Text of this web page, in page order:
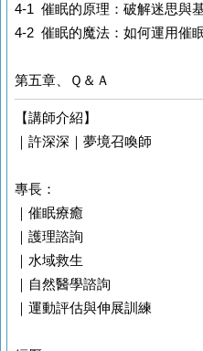
4-1 催眠的原理：破解迷思與
4-2 催眠的魔法：如何運用催
第五章、Ｑ＆Ａ
【講師介紹】
｜許深深｜夢境召喚師
專長：
｜催眠療癒
｜護理諮詢
｜水域救生
｜自然醫學諮詢
｜運動評估與伸展訓練